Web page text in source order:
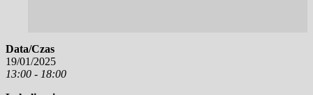
Data/Czas
19/01/2025
13:00 - 18:00